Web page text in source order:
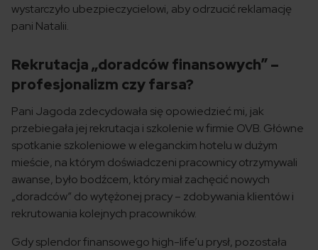
wystarczyło ubezpieczycielowi, aby odrzucić reklamację
pani Natalii.
Rekrutacja „doradców finansowych” –
profesjonalizm czy farsa?
Pani Jagoda zdecydowała się opowiedzieć mi, jak
przebiegała jej rekrutacja i szkolenie w firmie OVB. Główne
spotkanie szkoleniowe w eleganckim hotelu w dużym
mieście, na którym doświadczeni pracownicy otrzymywali
awanse, było bodźcem, który miał zachęcić nowych
„doradców” do wytężonej pracy – zdobywania klientów i
rekrutowania kolejnych pracowników.
Gdy splendor finansowego high-life’u prysł, pozostała